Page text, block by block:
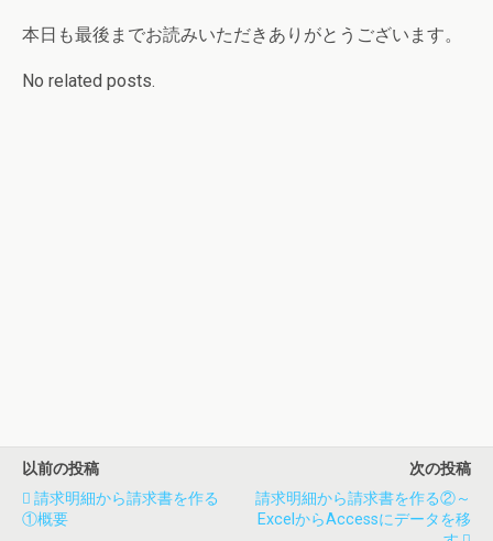
本日も最後までお読みいただきありがとうございます。
No related posts.
以前の投稿
請求明細から請求書を作る
①概要
次の投稿
請求明細から請求書を作る②～
ExcelからAccessにデータを移